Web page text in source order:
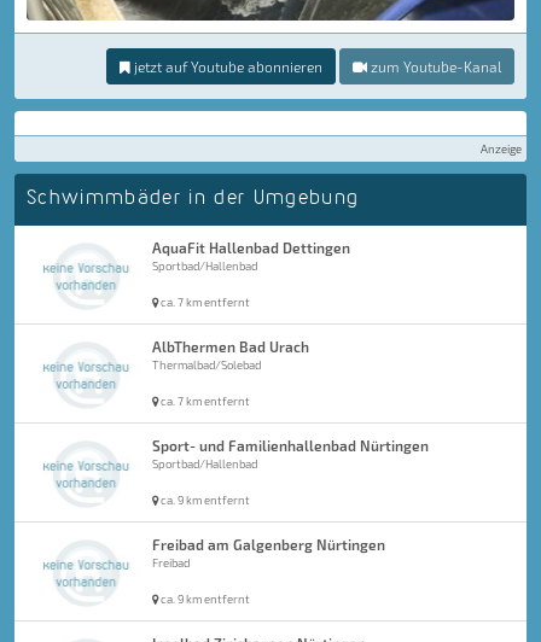
jetzt auf Youtube abonnieren zum Youtube-Kanal
Anzeige
Schwimmbäder in der Umgebung
AquaFit Hallenbad Dettingen
Sportbad/Hallenbad
ca. 7 km entfernt
AlbThermen Bad Urach
Thermalbad/Solebad
ca. 7 km entfernt
Sport- und Familienhallenbad Nürtingen
Sportbad/Hallenbad
ca. 9 km entfernt
Freibad am Galgenberg Nürtingen
Freibad
ca. 9 km entfernt